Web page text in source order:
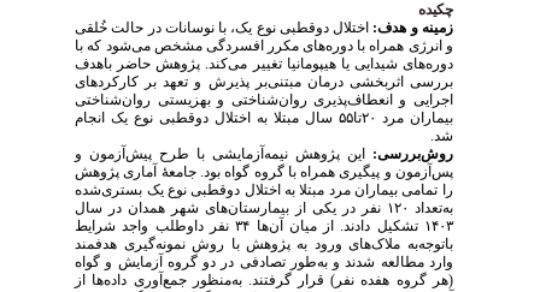
چکیده
زمینه و هدف:اختلال دوقطبی نوع یک، با نوسانات در حالت خُلقی
و انرژی همراه با دوره‌های مکرر افسردگی مشخص می‌شود که با
دوره‌های شیدایی یا هیپومانیا تغییر می‌کند. پژوهش حاضر باهدف
بررسی اثربخشی درمان مبتنی‌بر پذیرش و تعهد بر کارکردهای
اجرایی وانعطاف‌پذیری روان‌شناختی و بهزیستی روان‌شناختی
بیماران مرد ۲۰تا۵۵ سال
مبتلا به اختلال دوقطبی نوع یک انجام
شد.
روش‌بررسی: این پژوهش نیمه‌آزمایشی با طرح پیش‌آزمون و
پس‌آزمون و پیگیری همراه با گروه گواه بود. جامعهٔ آماری پژوهش
را تمامی بیماران مرد مبتلا به اختلال دوقطبی نوع یک بستری‌شده
به‌تعداد ۱۲۰ نفر در یکی از بیمارستان‌های شهر همدان در سال
۱۴۰۳ تشکیل دادند. از میان آن‌ها ۳۴ نفر داوطلب واجد شرایط
باتوجه‌به ملاک‌های ورود به پژوهش با روش نمونه‌گیری هدفمند
وارد مطالعه شدند و به‌طور تصادفی در دو گروه آزمایش و گواه
(هر گروه هفده نفر) قرار گرفتند. به‌منظور جمع‌آوری داده‌ها از